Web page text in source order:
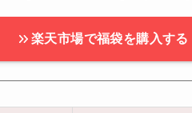
楽天市場で福袋を購入する